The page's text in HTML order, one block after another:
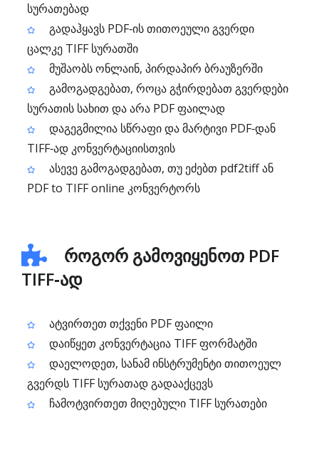
სურათებად
გადაჰყავს PDF‑ის თითოეული გვერდი
ცალკე TIFF სურათში
მუშაობს ონლაინ, პირდაპირ ბრაუზერში
გამოგადგებათ, როცა გჭირდებათ გვერდები
სურათის სახით და არა PDF ფაილად
დაგეგმილია სწრაფი და მარტივი PDF‑დან
TIFF‑ად კონვერტაციისთვის
ასევე გამოგადგებათ, თუ ეძებთ pdf2tiff ან
PDF to TIFF online კონვერტორს
როგორ გამოვიყენოთ PDF
TIFF‑ად
ატვირთეთ თქვენი PDF ფაილი
დაიწყეთ კონვერტაცია TIFF ფორმატში
დაელოდეთ, სანამ ინსტრუმენტი თითოეულ
გვერდს TIFF სურათად გადააქცევს
ჩამოტვირთეთ მიღებული TIFF სურათები